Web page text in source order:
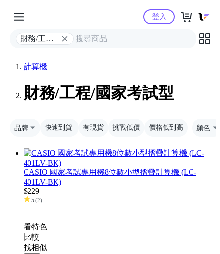
Yahoo購物中心
財務/工程/
型
登入
計算機
財務/工程/國家考試型
品牌 快速到貨 有現貨 挑戰低價 價格低到高 顏色
CASIO 國家考試專用機8位數小型摺疊計算機 (LC-
401LV-BK)
$229
5(2)
看特色
比較
找相似